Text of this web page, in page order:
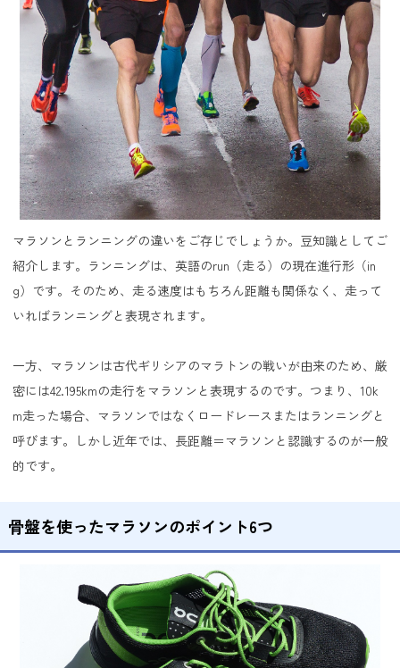
マラソンとランニングの違いをご存じでしょうか。豆知識としてご
紹介します。ランニングは、英語のrun（走る）の現在進行形（in
g）です。そのため、走る速度はもちろん距離も関係なく、走って
いればランニングと表現されます。
一方、マラソンは古代ギリシアのマラトンの戦いが由来のため、厳
密には42.195kmの走行をマラソンと表現するのです。つまり、10k
m走った場合、マラソンではなくロードレースまたはランニングと
呼びます。しかし近年では、長距離＝マラソンと認識するのが一般
的です。
骨盤を使ったマラソンのポイント6つ